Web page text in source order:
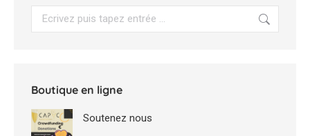
Search:
Boutique en ligne
Soutenez nous